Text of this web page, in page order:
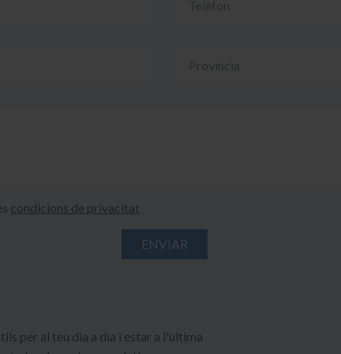
condicions de privacitat
per al teu dia a dia i estar a l'última